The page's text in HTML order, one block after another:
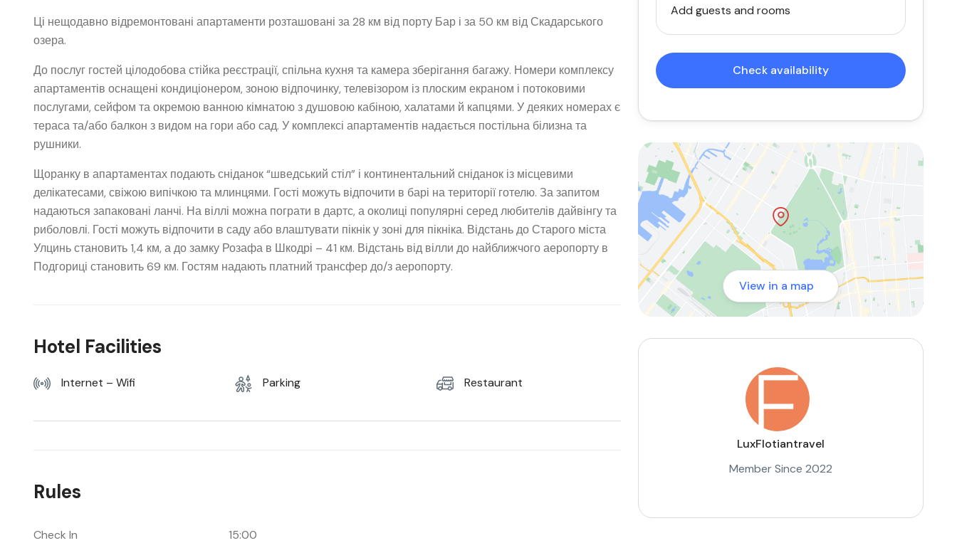
Ці нещодавно відремонтовані апартаменти розташовані за 28 км від порту Бар і за 50 км від Скадарського
озера.
До послуг гостей цілодобова стійка реєстрації, спільна кухня та камера зберігання багажу. Номери комплексу
апартаментів оснащені кондиціонером, зоною відпочинку, телевізором із плоским екраном і потоковими
послугами, сейфом та окремою ванною кімнатою з душовою кабіною, халатами й капцями. У деяких номерах є
тераса та/або балкон з видом на гори або сад. У комплексі апартаментів надається постільна білизна та
рушники.
Щоранку в апартаментах подають сніданок “шведський стіл” і континентальний сніданок із місцевими
делікатесами, свіжою випічкою та млинцями. Гості можуть відпочити в барі на території готелю. За запитом
надаються запаковані ланчі. На віллі можна пограти в дартс, а околиці популярні серед любителів дайвінгу та
риболовлі. Гості можуть відпочити в саду або влаштувати пікнік у зоні для пікніка. Відстань до Старого міста
Улцинь становить 1,4 км, а до замку Розафа в Шкодрі – 41 км. Відстань від вілли до найближчого аеропорту в
Подгориці становить 69 км. Гостям надають платний трансфер до/з аеропорту.
Hotel Facilities
Internet – Wifi Parking Restaurant
Rules
Check In 15:00
Add guests and rooms
Check availability
View in a map
LuxFlotiantravel
Member Since 2022